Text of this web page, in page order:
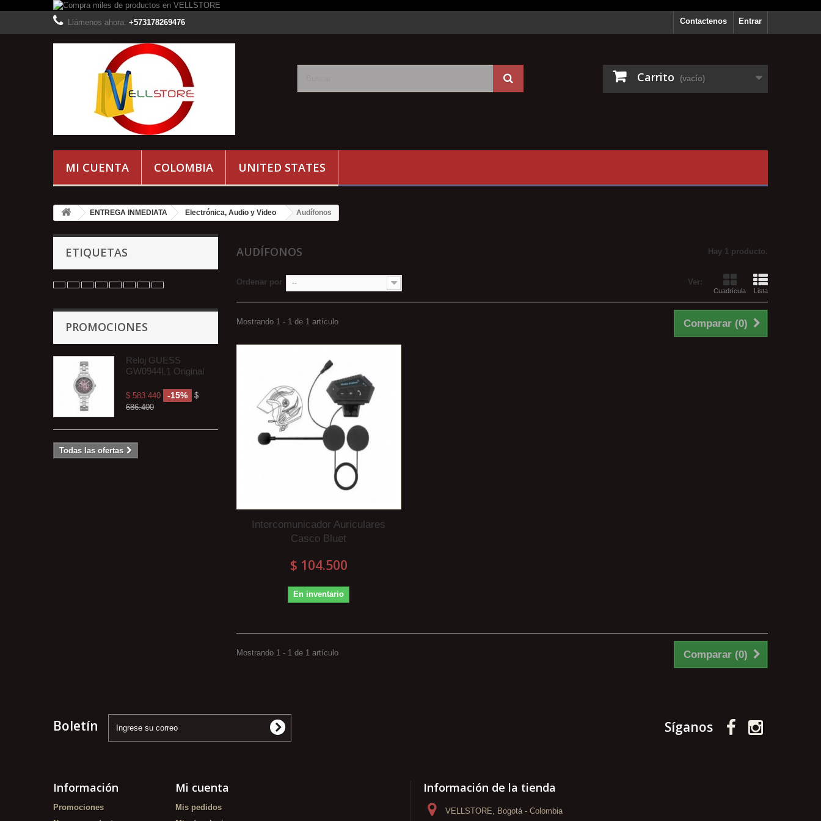
Entrar
Contactenos
Llámenos ahora: +573178269476
Carrito (vacío)
MI CUENTA COLOMBIA UNITED STATES
ENTREGA INMEDIATA Electrónica, Audio y Video Audífonos
ETIQUETAS
PROMOCIONES
Reloj GUESS
GW0944L1 Original
$ 583.440 -15%
$
686.400
Todas las ofertas
AUDÍFONOS Hay 1 producto.
Ver:
Cuadrícula Lista
Ordenar por --
Comparar (0)
Mostrando 1 - 1 de 1 artículo
Intercomunicador Auriculares
Casco Bluet
$ 104.500
En inventario
Comparar (0)
Mostrando 1 - 1 de 1 artículo
Boletín Síganos
Información
Promociones
Mi cuenta
Mis pedidos
Información de la tienda
VELLSTORE, Bogotá - Colombia